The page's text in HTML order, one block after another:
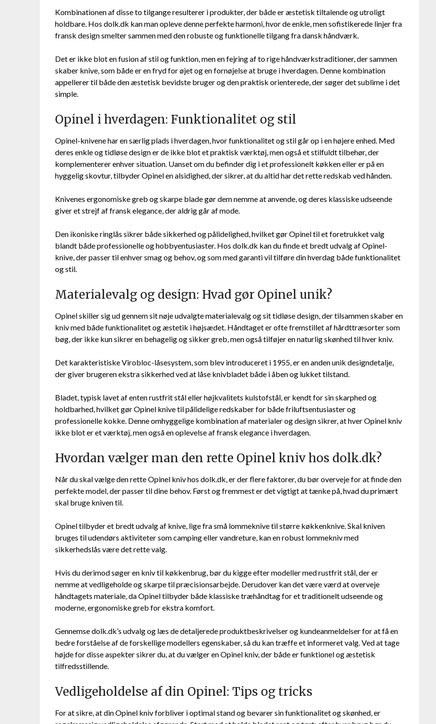
Kombinationen af disse to tilgange resulterer i produkter, der både er æstetisk tiltalende og utroligt
holdbare. Hos dolk.dk kan man opleve denne perfekte harmoni, hvor de enkle, men sofistikerede linjer fra
fransk design smelter sammen med den robuste og funktionelle tilgang fra dansk håndværk.
Det er ikke blot en fusion af stil og funktion, men en fejring af to rige håndværkstraditioner, der sammen
skaber knive, som både er en fryd for øjet og en fornøjelse at bruge i hverdagen. Denne kombination
appellerer til både den æstetisk bevidste bruger og den praktisk orienterede, der søger det sublime i det
simple.
Opinel i hverdagen: Funktionalitet og stil
Opinel-knivene har en særlig plads i hverdagen, hvor funktionalitet og stil går op i en højere enhed. Med
deres enkle og tidløse design er de ikke blot et praktisk værktøj, men også et stilfuldt tilbehør, der
komplementerer enhver situation. Uanset om du befinder dig i et professionelt køkken eller er på en
hyggelig skovtur, tilbyder Opinel en alsidighed, der sikrer, at du altid har det rette redskab ved hånden.
Knivenes ergonomiske greb og skarpe blade gør dem nemme at anvende, og deres klassiske udseende
giver et strejf af fransk elegance, der aldrig går af mode.
Den ikoniske ringlås sikrer både sikkerhed og pålidelighed, hvilket gør Opinel til et foretrukket valg
blandt både professionelle og hobbyentusiaster. Hos dolk.dk kan du finde et bredt udvalg af Opinel-
knive, der passer til enhver smag og behov, og som med garanti vil tilføre din hverdag både funktionalitet
og stil.
Materialevalg og design: Hvad gør Opinel unik?
Opinel skiller sig ud gennem sit nøje udvalgte materialevalg og sit tidløse design, der tilsammen skaber en
kniv med både funktionalitet og æstetik i højsædet. Håndtaget er ofte fremstillet af hårdttræsorter som
bøg, der ikke kun sikrer en behagelig og sikker greb, men også tilføjer en naturlig skønhed til hver kniv.
Det karakteristiske Virobloc-låsesystem, som blev introduceret i 1955, er en anden unik designdetalje,
der giver brugeren ekstra sikkerhed ved at låse knivbladet både i åben og lukket tilstand.
Bladet, typisk lavet af enten rustfrit stål eller højkvalitets kulstofstål, er kendt for sin skarphed og
holdbarhed, hvilket gør Opinel knive til pålidelige redskaber for både friluftsentusiaster og
professionelle kokke. Denne omhyggelige kombination af materialer og design sikrer, at hver Opinel kniv
ikke blot er et værktøj, men også en oplevelse af fransk elegance i hverdagen.
Hvordan vælger man den rette Opinel kniv hos dolk.dk?
Når du skal vælge den rette Opinel kniv hos dolk.dk, er der flere faktorer, du bør overveje for at finde den
perfekte model, der passer til dine behov. Først og fremmest er det vigtigt at tænke på, hvad du primært
skal bruge kniven til.
Opinel tilbyder et bredt udvalg af knive, lige fra små lommeknive til større køkkenknive. Skal kniven
bruges til udendørs aktiviteter som camping eller vandreture, kan en robust lommekniv med
sikkerhedslås være det rette valg.
Hvis du derimod søger en kniv til køkkenbrug, bør du kigge efter modeller med rustfrit stål, der er
nemme at vedligeholde og skarpe til præcisionsarbejde. Derudover kan det være værd at overveje
håndtagets materiale, da Opinel tilbyder både klassiske træhåndtag for et traditionelt udseende og
moderne, ergonomiske greb for ekstra komfort.
Gennemse dolk.dk’s udvalg og læs de detaljerede produktbeskrivelser og kundeanmeldelser for at få en
bedre forståelse af de forskellige modellers egenskaber, så du kan træffe et informeret valg. Ved at tage
højde for disse aspekter sikrer du, at du vælger en Opinel kniv, der både er funktionel og æstetisk
tilfredsstillende.
Vedligeholdelse af din Opinel: Tips og tricks
For at sikre, at din Opinel kniv forbliver i optimal stand og bevarer sin funktionalitet og skønhed, er